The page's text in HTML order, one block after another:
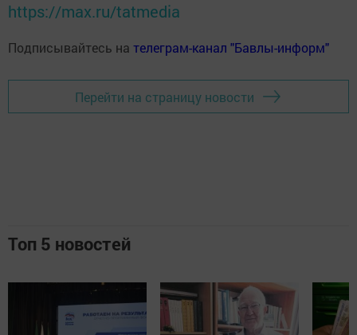
https://max.ru/tatmedia
Подписывайтесь на телеграм-канал "Бавлы-информ"
Перейти на страницу новости
Топ 5 новостей